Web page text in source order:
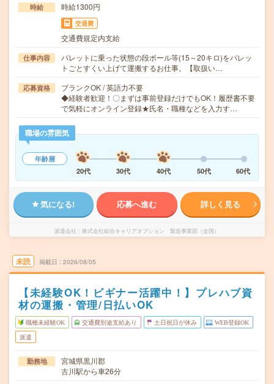
時給 時給1300円
交通費
交通費規定内支給
仕事内容
パレットに乗った状態の段ボール等(15～20キロ)をパレッ
トごとすくい上げて運搬するお仕事。【取扱い…
応募資格
ブランクOK / 英語力不要
◆経験者歓迎！〇まずは事前登録だけでもOK！履歴書不要
で気軽にオンライン登録★氏名・職種などを入力す…
職場の雰囲気
年齢層
20代
30代 40代 50代 60代
気になる! 応募へ進む 詳しく見る
派遣会社 株式会社綜合キャリアオプション 製造事業部（全国）
未読 掲載日 2026/08/05
【未経験OK！ビギナー活躍中！】プレハブ資
材の運搬・管理/日払いOK
職種未経験OK 交通費別途支給あり 土日祝日が休み WEB登録OK
派遣
勤務地
宮城県黒川郡
古川駅から車26分